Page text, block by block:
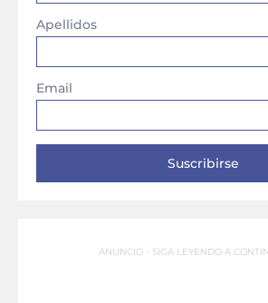
Apellidos
Email
ANUNCIO - SIGA LEYENDO A